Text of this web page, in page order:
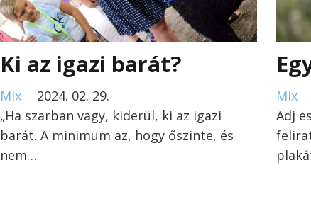
Ki az igazi barát?
Mix
2024. 02. 29.
„Ha szarban vagy, kiderül, ki az igazi
barát. A minimum az, hogy őszinte, és
nem…
Mix
Adj